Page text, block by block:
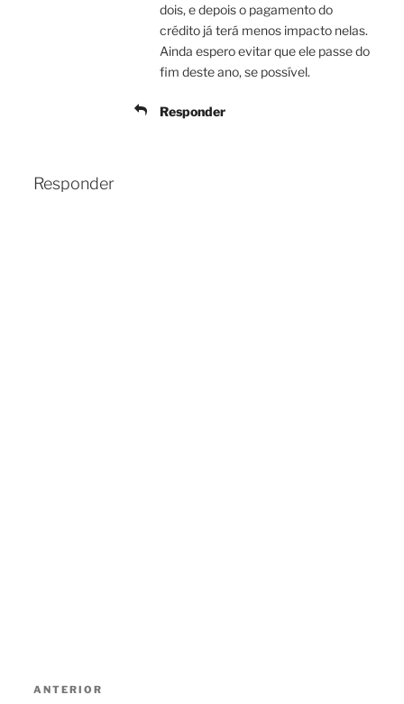
dois, e depois o pagamento do
crédito já terá menos impacto nelas.
Ainda espero evitar que ele passe do
fim deste ano, se possível.
Responder
Responder
Navegação
Conteúdo
ANTERIOR